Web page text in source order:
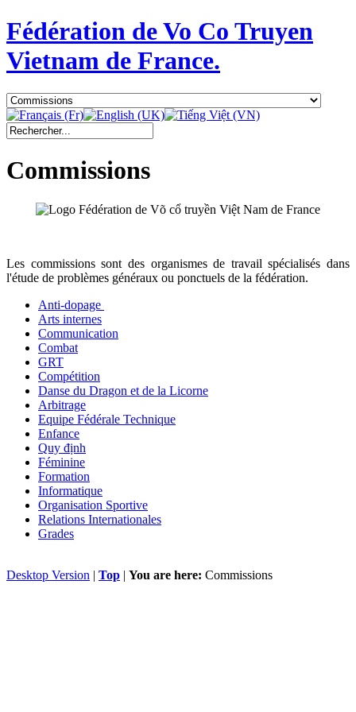
Fédération de Vo Co Truyen
Vietnam de France.
Commissions
Les commissions sont des organismes de travail spécialisés dans
l'étude de problèmes généraux ou ponctuels de la fédération.
Anti-dopage
Communication
Combat
GRT
Compétition
Danse du Dragon et de la Licorne
Arbitrage
Equipe Fédérale Technique
Enfance
Quy định
Féminine
Formation
Informatique
Organisation Sportive
Relations Internationales
Grades
Desktop Version | Top | You are here: Commissions